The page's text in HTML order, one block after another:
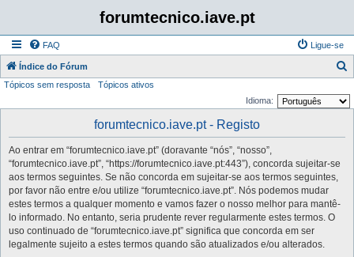
forumtecnico.iave.pt
FAQ Ligue-se
Índice do Fórum
Tópicos sem resposta
Tópicos ativos
Idioma:
forumtecnico.iave.pt - Registo
Ao entrar em “forumtecnico.iave.pt” (doravante “nós”, “nosso”,
“forumtecnico.iave.pt”, “https://forumtecnico.iave.pt:443”), concorda sujeitar-se
aos termos seguintes. Se não concorda em sujeitar-se aos termos seguintes,
por favor não entre e/ou utilize “forumtecnico.iave.pt”. Nós podemos mudar
estes termos a qualquer momento e vamos fazer o nosso melhor para mantê-
lo informado. No entanto, seria prudente rever regularmente estes termos. O
uso continuado de “forumtecnico.iave.pt” significa que concorda em ser
legalmente sujeito a estes termos quando são atualizados e/ou alterados.